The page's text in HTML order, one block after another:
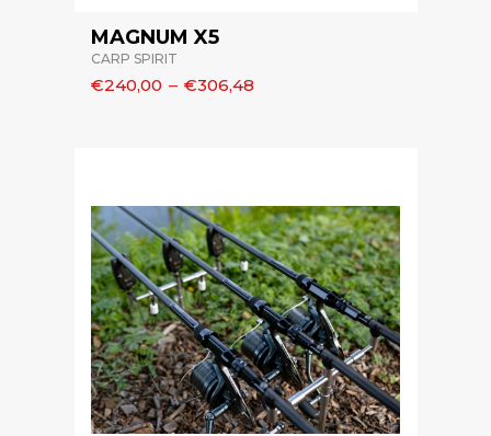
MAGNUM X5
CARP SPIRIT
€240,00 – €306,48